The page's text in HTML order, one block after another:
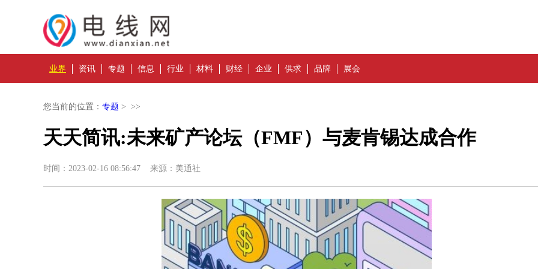
业界 资讯 专题 信息 行业 材料 财经 企业 供求 品牌 展会
您当前的位置： 专题 > >>
天天简讯:未来矿产论坛（FMF）与麦肯锡达成合作
时间：2023-02-16 08:56:47 来源：美通社